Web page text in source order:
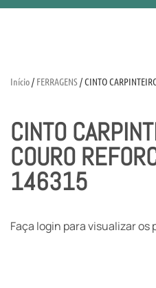
Início/ FERRAGENS/ CINTO
CINTO
COURO
146315
Faça login para visualizar os